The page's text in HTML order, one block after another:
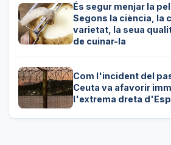
És segur menjar la
Segons la ciència, la
varietat, la seua
de cuinar-la
Com l'incident del
Ceuta va afavorir
l'extrema dreta